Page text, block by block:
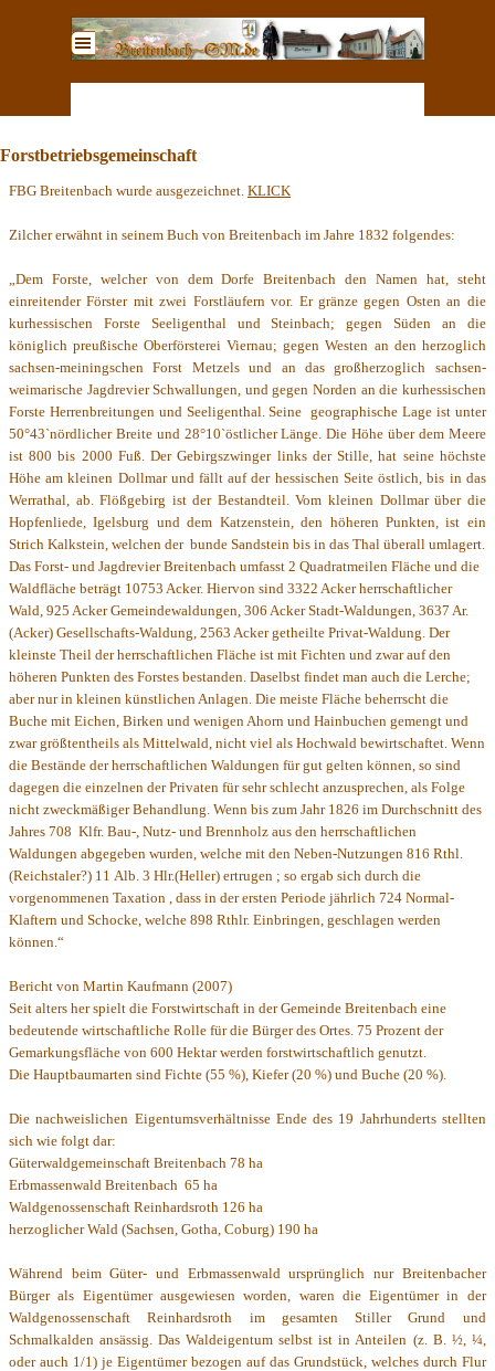
Menü überspringen
Forstbetriebsgemeinschaft
FBG Breitenbach wurde ausgezeichnet. KLICK
Zilcher erwähnt in seinem Buch von Breitenbach im Jahre 1832 folgendes:
„Dem Forste, welcher von dem Dorfe Breitenbach den Namen hat, steht
einreitender Förster mit zwei Forstläufern vor. Er gränze gegen Osten an die
kurhessischen Forste Seeligenthal und Steinbach; gegen Süden an die
königlich preußische Oberförsterei Viernau; gegen Westen an den herzoglich
sachsen-meiningschen Forst Metzels und an das großherzoglich sachsen-
weimarische Jagdrevier Schwallungen, und gegen Norden an die kurhessischen
Forste Herrenbreitungen und Seeligenthal. Seine geographische Lage ist unter
50°43`nördlicher Breite und 28°10`östlicher Länge. Die Höhe über dem Meere
ist 800 bis 2000 Fuß. Der Gebirgszwinger links der Stille, hat seine höchste
Höhe am kleinen Dollmar und fällt auf der hessischen Seite östlich, bis in das
Werrathal, ab. Flößgebirg ist der Bestandteil. Vom kleinen Dollmar über die
Hopfenliede, Igelsburg und dem Katzenstein, den höheren Punkten, ist ein
Strich Kalkstein, welchen der bunde Sandstein bis in das Thal überall umlagert.
Das Forst- und Jagdrevier Breitenbach umfasst 2 Quadratmeilen Fläche und die
Waldfläche beträgt 10753 Acker. Hiervon sind 3322 Acker herrschaftlicher
Wald, 925 Acker Gemeindewaldungen, 306 Acker Stadt-Waldungen, 3637 Ar.
(Acker) Gesellschafts-Waldung, 2563 Acker getheilte Privat-Waldung. Der
kleinste Theil der herrschaftlichen Fläche ist mit Fichten und zwar auf den
höheren Punkten des Forstes bestanden. Daselbst findet man auch die Lerche;
aber nur in kleinen künstlichen Anlagen. Die meiste Fläche beherrscht die
Buche mit Eichen, Birken und wenigen Ahorn und Hainbuchen gemengt und
zwar größtentheils als Mittelwald, nicht viel als Hochwald bewirtschaftet. Wenn
die Bestände der herrschaftlichen Waldungen für gut gelten können, so sind
dagegen die einzelnen der Privaten für sehr schlecht anzusprechen, als Folge
nicht zweckmäßiger Behandlung. Wenn bis zum Jahr 1826 im Durchschnitt des
Jahres 708 Klfr. Bau-, Nutz- und Brennholz aus den herrschaftlichen
Waldungen abgegeben wurden, welche mit den Neben-Nutzungen 816 Rthl.
(Reichstaler?) 11 Alb. 3 Hlr.(Heller) ertrugen ; so ergab sich durch die
vorgenommenen Taxation , dass in der ersten Periode jährlich 724 Normal-
Klaftern und Schocke, welche 898 Rthlr. Einbringen, geschlagen werden
können.“
Bericht von Martin Kaufmann (2007)
Seit alters her spielt die Forstwirtschaft in der Gemeinde Breitenbach eine
bedeutende wirtschaftliche Rolle für die Bürger des Ortes. 75 Prozent der
Gemarkungsfläche von 600 Hektar werden forstwirtschaftlich genutzt.
Die Hauptbaumarten sind Fichte (55 %), Kiefer (20 %) und Buche (20 %).
Die nachweislichen Eigentumsverhältnisse Ende des 19 Jahrhunderts stellten
sich wie folgt dar:
Güterwaldgemeinschaft Breitenbach 78 ha
Erbmassenwald Breitenbach 65 ha
Waldgenossenschaft Reinhardsroth 126 ha
herzoglicher Wald (Sachsen, Gotha, Coburg) 190 ha
Während beim Güter- und Erbmassenwald ursprünglich nur Breitenbacher
Bürger als Eigentümer ausgewiesen worden, waren die Eigentümer in der
Waldgenossenschaft Reinhardsroth im gesamten Stiller Grund und
Schmalkalden ansässig. Das Waldeigentum selbst ist in Anteilen (z. B. ½, ¼,
oder auch 1/1) je Eigentümer bezogen auf das Grundstück, welches durch Flur